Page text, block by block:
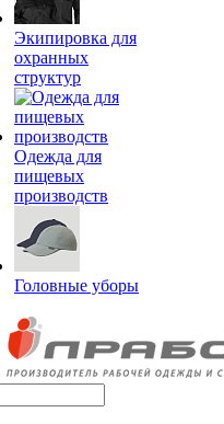
Экипировка для
охранных
структур
Одежда для
пищевых
производств
Головные уборы